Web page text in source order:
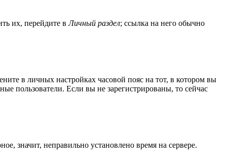
их, перейдите вЛичный раздел; ссылка на него обычно
в личных настройках часовой пояс на тот, в котором вы
пользователи. Если вы не зарегистрированы, то сейчас
значит, неправильно установлено время на сервере.